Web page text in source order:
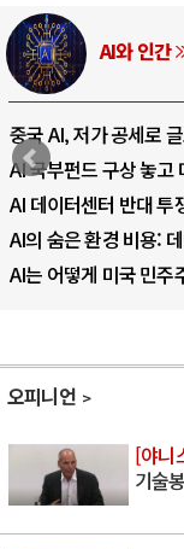
AI와 인간
중국 AI, 저가 공세로
AI 국부펀드 구상 놓고
AI 데이터센터 반대 투
AI의 숨은 환경 비용:
AI는 어떻게 미국 민주
오피니언
[야니
기술